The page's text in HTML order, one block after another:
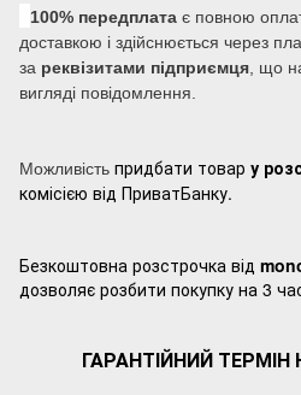
100% передплата є повною
доставкою і здійснюється через
за реквізитами підприємця , що
вигляді повідомлення.
Можливість придбати товар у
комісією від ПриватБанку.
Безкоштовна розстрочка від
дозволяє розбити покупку на 3
ГАРАНТІЙНИЙ ТЕРМІН